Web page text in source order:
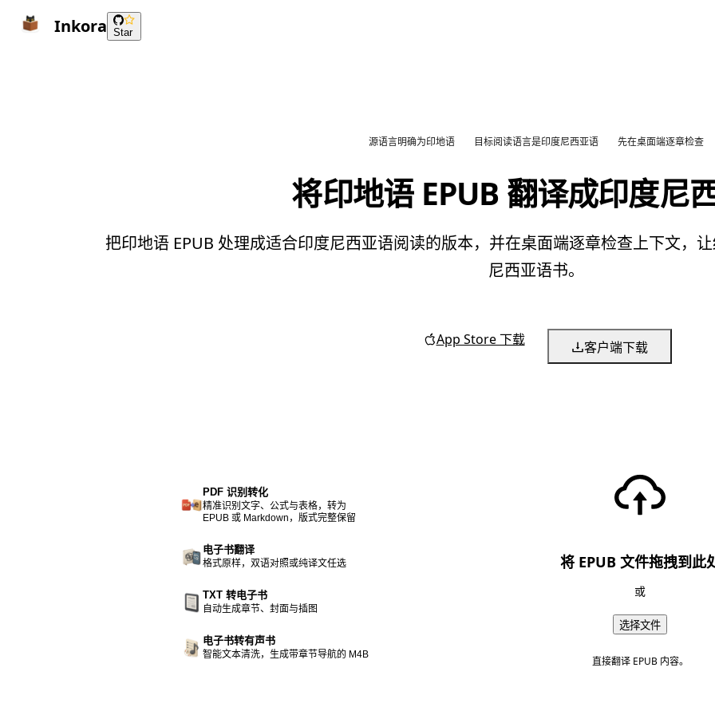
Inkora Star
源语言明确为印地语 目标阅读语言是印度尼西亚语 先在桌面端逐章检查
将印地语 EPUB 翻译成印度尼
把印地语 EPUB 处理成适合印度尼西亚语阅读的版本，并在桌面端逐章检查上下文，
尼西亚语书。
App Store 下载 客户端下载
PDF 识别转化
精准识别文字、公式与表格，转为
EPUB 或 Markdown，版式完整保留
电子书翻译
格式原样，双语对照或纯译文任选
TXT 转电子书
自动生成章节、封面与插图
电子书转有声书
智能文本清洗，生成带章节导航的 M4B
将 EPUB 文件拖拽到此
或
选择文件
直接翻译 EPUB 内容。